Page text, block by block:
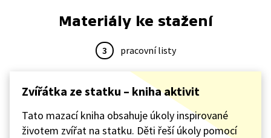
Materiály ke stažení
3 pracovní listy
Zvířátka ze statku – kniha aktivit
Tato mazací kniha obsahuje úkoly inspirované
životem zvířat na statku. Děti řeší úkoly pomocí